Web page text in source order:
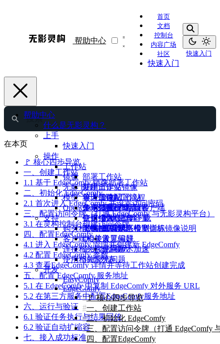
帮助中心
首页
文档
控制台
内容广场
社区
快速入门
快速入门
帮助中心
什么是无影灵构？
上手
快速入门
操作
工作站
部署工作站
使用工作站
连接工作站
登录和配置客户端
数据上传/下载
查看状态检测指标
设置偏好
使用学术加速
管理工作站
为工作站续费
扩大磁盘容量
提高网络带宽
镜像
新建自定义镜像
导入镜像
分享镜像
变更镜像
魔搭AIGC专区模型训练镜像说明
无影 DiT
单卡加速配置流程
多卡加速配置流程
模型
使用公共模型库
使用个人模型库
下载缺失模型
OpenClaw部署
钉钉接入
飞书接入
QQ接入
企业微信接入
Skills列表
支持
购买相关常见问题
客户端相关常见问题
连接相关常见问题
使用相关常见问题
开发
EasyComfy
EdgeComfy
🚩 核心四步导览
一、创建工作站
二、初始化 EdgeComfy
三、配置访问令牌（打通 EdgeComfy
四、配置EdgeComfy
在本页
🚩 核心四步导览
一、创建工作站
1.1 基于 EdgeComfy 镜像部署工作站
二、初始化 EdgeComfy
2.1 首次进入 EdgeComfy 并设置访问密码
三、配置访问令牌（打通 EdgeComfy 与无影灵构平台）
3.1 在灵构控制台创建访问令牌
四、配置EdgeComfy
4.1 进入 EdgeComfy 管理并创建新 EdgeComfy
4.2 配置 EdgeComfy 参数
4.3 查看EdgeComfy 详情并等待工作站创建完成
五、配置 EdgeComfy 服务地址
5.1 在 EdgeComfy 中复制 EdgeComfy 对外服务 URL
5.2 在第三方服务中配置EdgeComfy服务地址
六、运行与验证
6.1 验证任务执行与结果回传
6.2 验证自动扩缩容
七、接入成功标准